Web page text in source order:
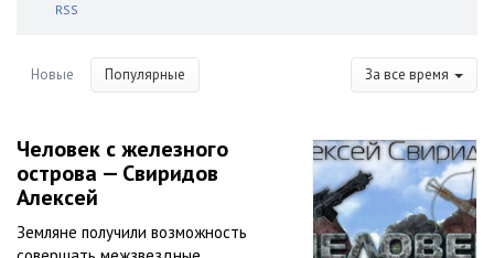
RSS
Новые Популярные За все время
Человек с железного
острова — Свиридов
Алексей
Земляне получили возможность